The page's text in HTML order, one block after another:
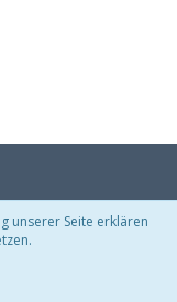
KittMedia
unserer Seite erklären